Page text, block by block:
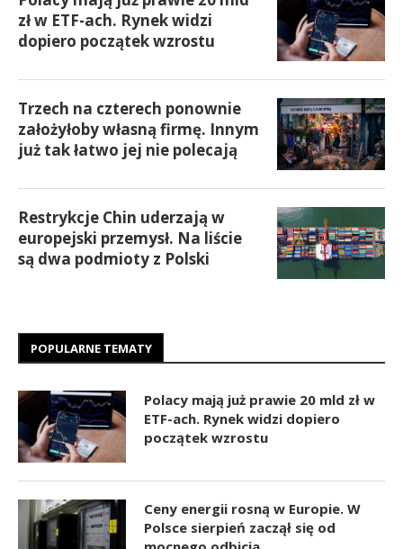
zł w ETF-ach. Rynek widzi
dopiero początek wzrostu
Trzech na czterech ponownie
założyłoby własną firmę. Innym
już tak łatwo jej nie polecają
Restrykcje Chin uderzają w
europejski przemysł. Na liście
są dwa podmioty z Polski
POPULARNE TEMATY
Polacy mają już prawie 20 mld zł w
ETF-ach. Rynek widzi dopiero
początek wzrostu
Ceny energii rosną w Europie. W
Polsce sierpień zaczął się od